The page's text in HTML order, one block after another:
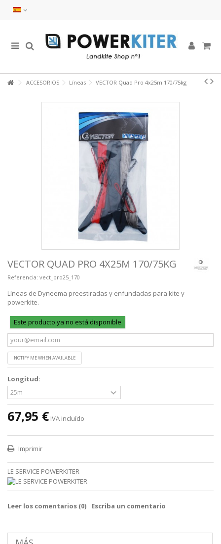
ACCESORIOS Líneas VECTOR Quad Pro 4x25m 170/75kg
VECTOR QUAD PRO 4X25M 170/75KG
Referencia: vect_pro25_170
Líneas de Dyneema preestiradas y enfundadas para kite y
powerkite.
Este producto ya no está disponible
NOTIFY ME WHEN AVAILABLE
Longitud:
67,95 € IVA incluído
Imprimir
LE SERVICE POWERKITER
Leer los comentarios (0) Escriba un comentario